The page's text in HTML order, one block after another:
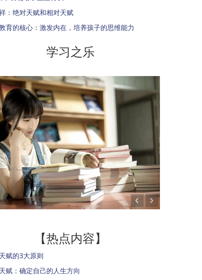
：绝对天赋和相对天赋
育的核心：激发内在，培养孩子的思维能力
学习之乐
【热点内容】
赋的3大原则
赋：确定自己的人生方向